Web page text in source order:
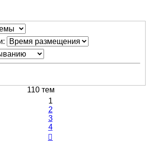
110 тем
1
2
3
4